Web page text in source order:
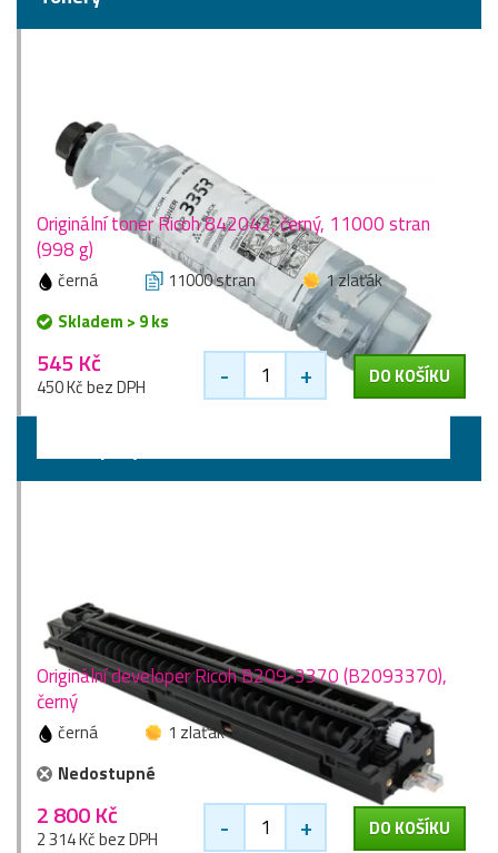
Originální toner Ricoh 842042, černý, 11000 stran
(998 g)
černá 11000 stran
1 zlaťák
Skladem > 9 ks
545 Kč
450 Kč bez DPH - + DO KOŠÍKU
Originální developer Ricoh B209-3370 (B2093370),
černý
černá
1 zlaťák
Nedostupné
2 800 Kč
2 314 Kč bez DPH - + DO KOŠÍKU